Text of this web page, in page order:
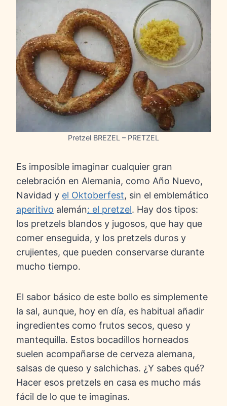
Pretzel BREZEL – PRETZEL
Es imposible imaginar cualquier gran
celebración en Alemania, como Año Nuevo,
Navidad y el Oktoberfest, sin el emblemático
aperitivo alemán: el pretzel. Hay dos tipos:
los pretzels blandos y jugosos, que hay que
comer enseguida, y los pretzels duros y
crujientes, que pueden conservarse durante
mucho tiempo.
El sabor básico de este bollo es simplemente
la sal, aunque, hoy en día, es habitual añadir
ingredientes como frutos secos, queso y
mantequilla. Estos bocadillos horneados
suelen acompañarse de cerveza alemana,
salsas de queso y salchichas. ¿Y sabes qué?
Hacer esos pretzels en casa es mucho más
fácil de lo que te imaginas.